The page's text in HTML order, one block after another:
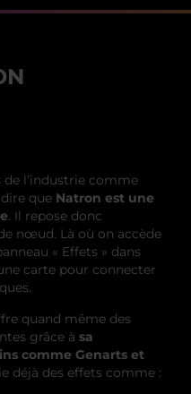
l’industrie comme
que Natron est une
. Il repose donc
nœud. Là où on accède
« Effets » dans
carte pour connecter
quand même des
grâce à sa
comme Genarts et
déjà des effets comme :